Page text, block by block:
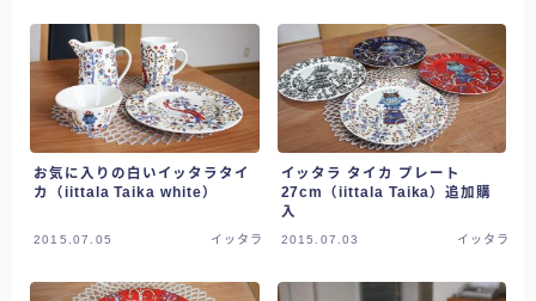
そら家のお買い物
そら家の園芸
そら日誌
お気に入りの白いイッタラタイ
カ（iittala Taika white）
2015.07.05 イッタラ
イッタラ タイカ プレート
27cm（iittala Taika）追加購
入
2015.07.03 イッタラ